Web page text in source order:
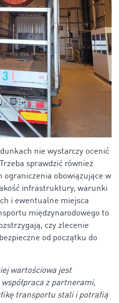
nie wystarczy ocenić
sprawdzić również
ograniczenia obowiązujące w
infrastruktury, warunki
i ewentualne miejsca
międzynarodowego to
czy zlecenie
od początku do
wartościowa jest
z partnerami,
transportu stali i potrafią